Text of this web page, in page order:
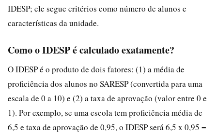
IDESP; ele segue critérios como número de alunos e
características da unidade.
Como o IDESP é calculado exatamente?
O IDESP é o produto de dois fatores: (1) a média de
proficiência dos alunos no SARESP (convertida para uma
escala de 0 a 10) e (2) a taxa de aprovação (valor entre 0 e
1). Por exemplo, se uma escola tem proficiência média de
6,5 e taxa de aprovação de 0,95, o IDESP será 6,5 x 0,95 =